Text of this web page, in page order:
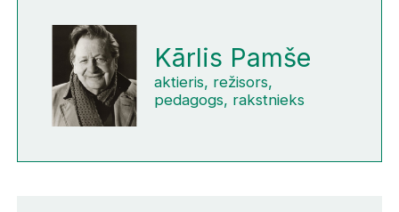
Kārlis Pamše
aktieris, režisors,
pedagogs, rakstnieks